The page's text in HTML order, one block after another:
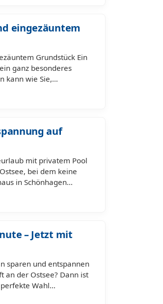
eingezäuntem
Grundstück Ein
ganz besonderes
kann wie Sie,…
auf
mit privatem Pool
bei dem keine
in Schönhagen…
– Jetzt mit
sparen und entspannen
an der Ostsee? Dann ist
Wahl…